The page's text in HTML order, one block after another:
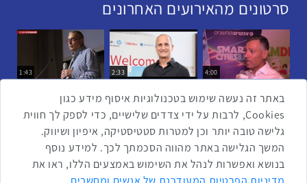
סרטונים מהאירועים האחרונים
4:00
2:33
1:43
3:52
כנס RPA
1:14
כנס בינת יערות הכרמל
כנס F5
שתפו ברשת
באתר זה נעשה שימוש בטכנולוגיות איסוף מידע כגון
Cookies, לרבות על ידי צדדים שלישיים, כדי לספק לך חווית
גלישה טובה יותר וכן למטרות סטטיסטיקה, איפיון ושיווק.
המשך הגלישה באתר מהווה הסכמתך לכך. למידע נוסף
בנושא ואפשרות לנהל את השימוש באמצעים הללו, ראו את